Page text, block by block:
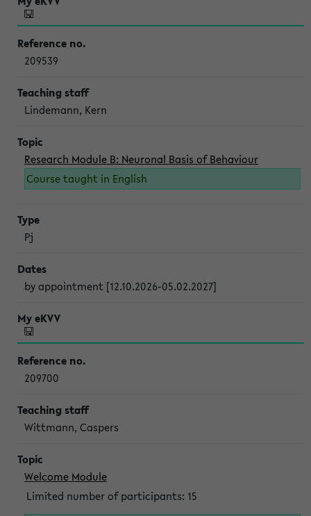
209539
Lindemann, Kern
Research Module B: Neuronal Basis of Behaviour
Course taught in English
Pj
by appointment [12.10.2026-05.02.2027]
209700
Wittmann, Caspers
Welcome Module
Limited number of participants: 15